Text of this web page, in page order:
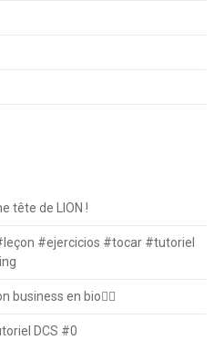
tête de LION !
#ejercicios #tocar #tutoriel
business en bio⛓️‍💥
DCS #0